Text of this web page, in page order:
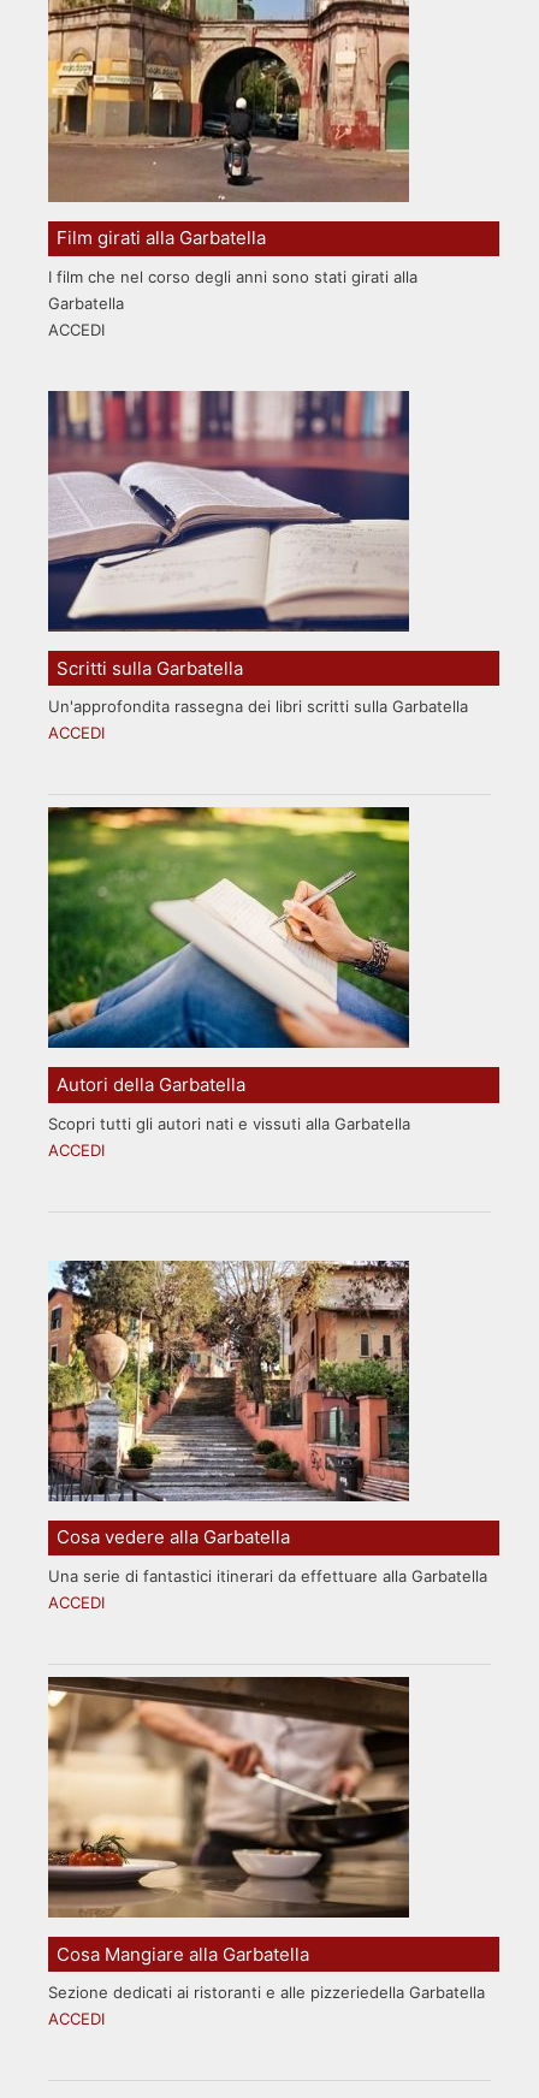
Film girati alla Garbatella
I film che nel corso degli anni sono stati girati alla
Garbatella
ACCEDI
Scritti sulla Garbatella
Un'approfondita rassegna dei libri scritti sulla Garbatella
ACCEDI
Autori della Garbatella
Scopri tutti gli autori nati e vissuti alla Garbatella
ACCEDI
Cosa vedere alla Garbatella
Una serie di fantastici itinerari da effettuare alla Garbatella
ACCEDI
Cosa Mangiare alla Garbatella
Sezione dedicati ai ristoranti e alle pizzeriedella Garbatella
ACCEDI